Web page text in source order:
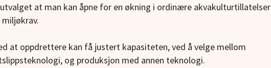
at man kan åpne for en økning i ordinære akvakulturtillatelser
at oppdrettere kan få justert kapasiteten, ved å velge mellom
og produksjon med annen teknologi.